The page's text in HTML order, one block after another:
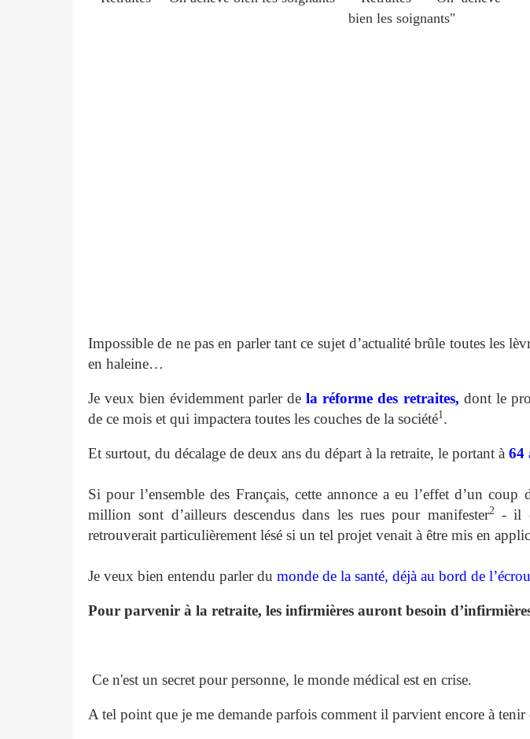
Impossible de ne pas en parler tant ce sujet d’actualité brûle toutes les
en haleine…
Je veux bien évidemment parler dela réforme des retraites, dont le
de ce mois et qui impactera toutes les couches de la société1 .
Et surtout, du décalage de deux ans du départ à la retraite, le portant à 64
Si pour l’ensemble des Français, cette annonce a eu l’effet d’un coup
million sont d’ailleurs descendus dans les rues pour manifester2- il
retrouverait particulièrement lésé si un tel projet venait à être mis en
Je veux bien entendu parler du monde de la santé, déjà au bord de
Pour parvenir à la retraite, les infirmières auront besoin
Ce n'est un secret pour personne, le monde médical est en crise.
A tel point que je me demande parfois comment il parvient encore à tenir